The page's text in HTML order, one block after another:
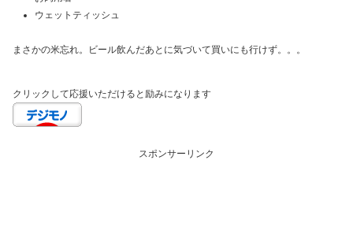
ウェットティッシュ
まさかの米忘れ。ビール飲んだあとに気づいて買いにも行けず。。。
クリックして応援いただけると励みになります
スポンサーリンク